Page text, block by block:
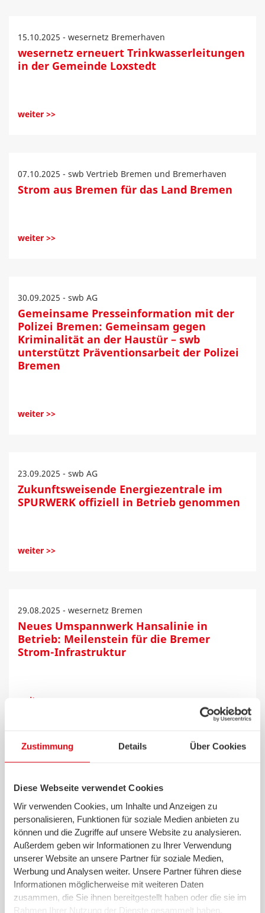
Zustimmung Details Über Cookies
Diese Webseite verwendet Cookies
Wir verwenden Cookies, um Inhalte und Anzeigen zu
personalisieren, Funktionen für soziale Medien anbieten zu
können und die Zugriffe auf unsere Website zu analysieren.
Außerdem geben wir Informationen zu Ihrer Verwendung
unserer Website an unsere Partner für soziale Medien,
Werbung und Analysen weiter. Unsere Partner führen diese
Informationen möglicherweise mit weiteren Daten
zusammen, die Sie ihnen bereitgestellt haben oder die sie im
Rahmen Ihrer Nutzung der Dienste gesammelt haben.
15.10.2025 - wesernetz Bremerhaven
wesernetz erneuert Trinkwasserleitungen
in der Gemeinde Loxstedt
weiter >>
07.10.2025 - swb Vertrieb Bremen und Bremerhaven
Strom aus Bremen für das Land Bremen
weiter >>
30.09.2025 - swb AG
Gemeinsame Presseinformation mit der
Polizei Bremen: Gemeinsam gegen
Kriminalität an der Haustür – swb
unterstützt Präventionsarbeit der Polizei
Bremen
weiter >>
23.09.2025 - swb AG
Zukunftsweisende Energiezentrale im
SPURWERK offiziell in Betrieb genommen
weiter >>
29.08.2025 - wesernetz Bremen
Neues Umspannwerk Hansalinie in
Betrieb: Meilenstein für die Bremer
Strom-Infrastruktur
weiter >>
14.08.2025 - swb AG
Bremen
weiter >>
04.08.2025 - wesernetz Bremen